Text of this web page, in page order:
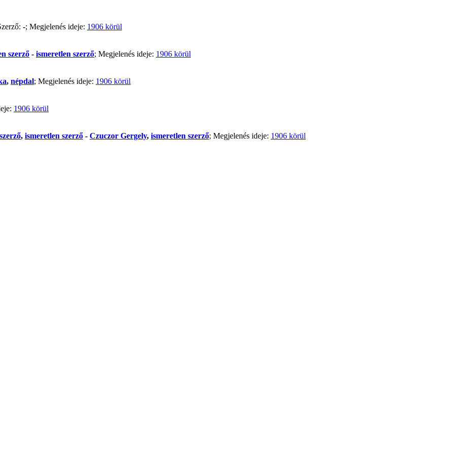
-; Megjelenés ideje: 1906 körül
szerző - ismeretlen szerző; Megjelenés ideje: 1906 körül
, népdal; Megjelenés ideje: 1906 körül
1906 körül
, ismeretlen szerző - Czuczor Gergely, ismeretlen szerző; Megjelenés ideje: 1906 körül